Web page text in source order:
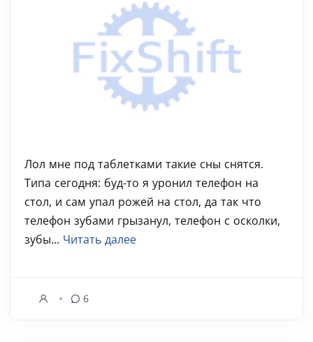
Лол мне под таблетками такие сны снятся.
Типа сегодня: буд-то я уронил телефон на
стол, и сам упал рожей на стол, да так что
телефон зубами грызанул, телефон с осколки,
зубы... Читать далее
6